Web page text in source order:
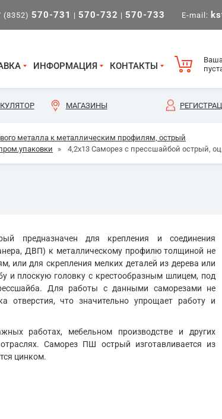
(8352) 570-731 | 570-732 | 570-733 E-mail:
ИНФОРМАЦИЯ КОНТАКТЫ
МАГАЗИНЫ
металла к металлическим профилям, острый
» 4,2х13 Саморез с прессшайбой острый,
предназначен для крепления и соединения
ДВП) к металлическому профилю толщиной не
или для скрепления мелких деталей из дерева или
и плоскую головку с крестообразным шлицем, под
Для работы с данными саморезами не
отверстия, что значительно упрощает работу и
работах, мебельном производстве и других
Саморез ПШ острый изготавливается из
цинком.